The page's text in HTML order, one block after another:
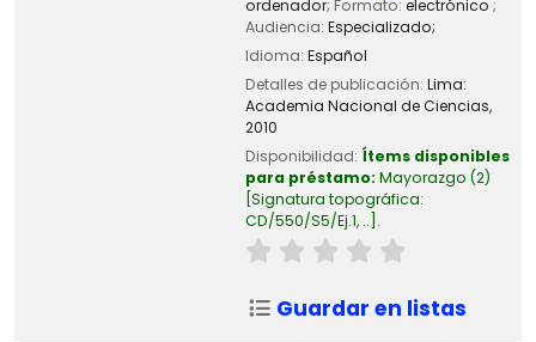
ordenador; Formato: electrónico ;
Audiencia: Especializado;
Idioma: Español
Detalles de publicación: Lima:
Academia Nacional de Ciencias,
2010
Disponibilidad: Ítems disponibles
para préstamo: Mayorazgo (2)
Signatura topográfica:
CD/550/S5/Ej.1, .. .
Guardar en listas